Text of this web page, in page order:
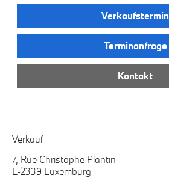
Verkaufstermin
Terminanfrage
Kontakt
Verkauf
7, Rue Christophe Plantin
L-2339 Luxemburg